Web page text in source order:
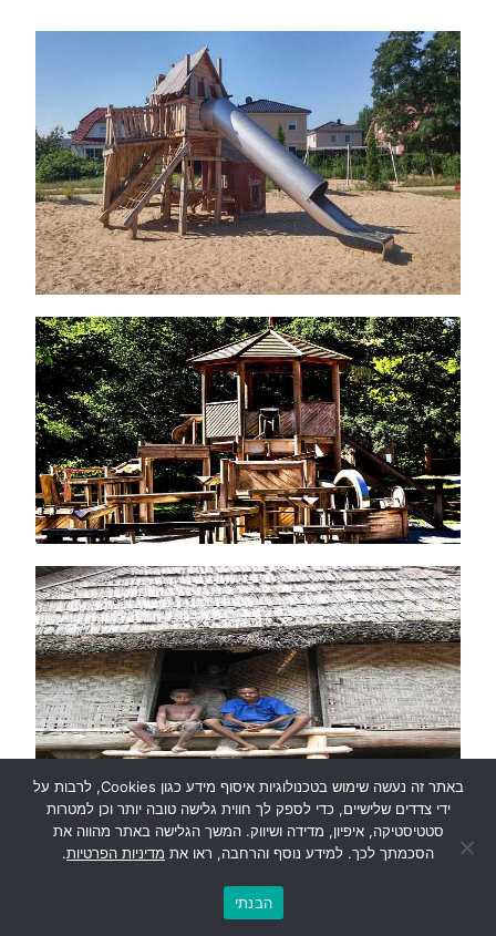
באתר זה נעשה שימוש בטכנולוגיות איסוף מידע כגון Cookies, לרבות על
ידי צדדים שלישיים, כדי לספק לך חווית גלישה טובה יותר וכן למטרות
סטטיסטיקה, איפיון, מדידה ושיווק. המשך הגלישה באתר מהווה את
הסכמתך לכך. למידע נוסף והרחבה, ראו את מדיניות הפרטיות.
הבנתי